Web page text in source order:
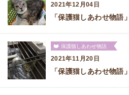
2021年12月04日
「保護猫しあわせ物語
保護猫しあわせ物語
2021年11月20日
「保護猫しあわせ物